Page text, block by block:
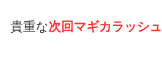
貴重な次回マギカラッシュ